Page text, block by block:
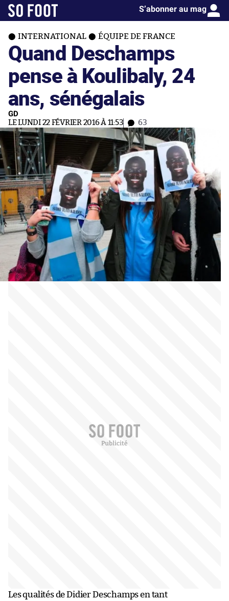
S’abonner au mag
INTERNATIONAL ÉQUIPE DE FRANCE
Quand Deschamps
pense à Koulibaly, 24
ans, sénégalais
GD
LE LUNDI 22 FÉVRIER 2016 À 11:53 63
Les qualités de Didier Deschamps en tant